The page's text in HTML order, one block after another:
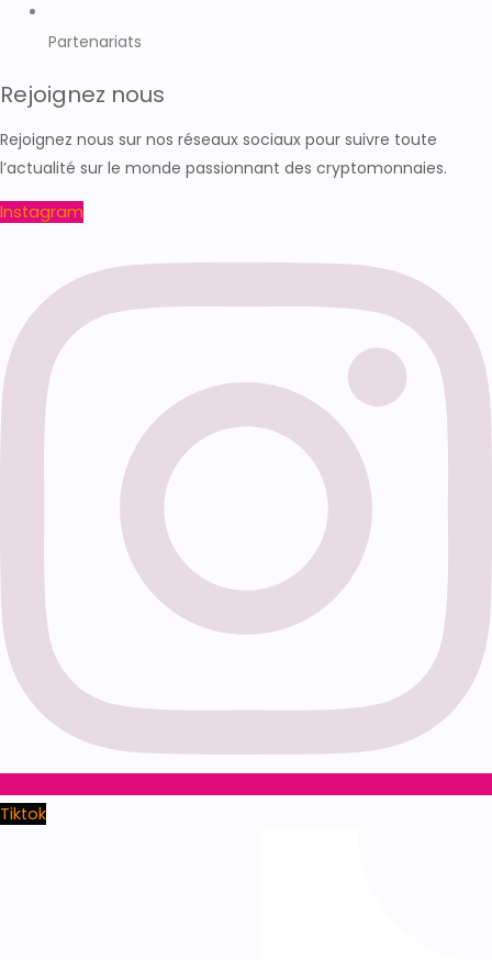
Partenariats
Rejoignez nous
Rejoignez nous sur nos réseaux sociaux pour suivre toute
l’actualité sur le monde passionnant des cryptomonnaies.
Instagram
Tiktok